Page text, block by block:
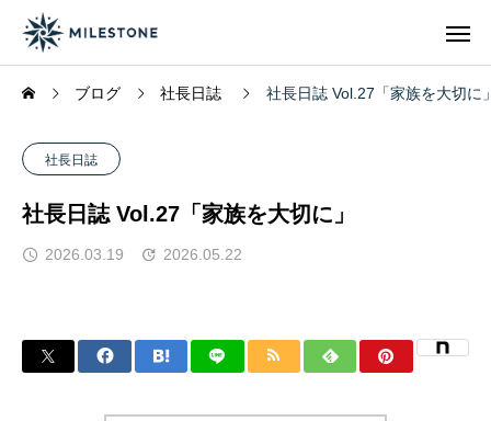
ブログ 社長日誌 社長日誌 Vol.27「家族を大切に
社長日誌
社長日誌 Vol.27「家族を大切に」
2026.03.19 2026.05.22